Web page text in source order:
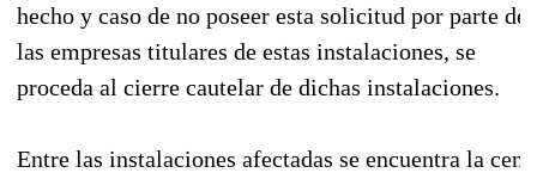
hecho y caso de no poseer esta solicitud por parte de
las empresas titulares de estas instalaciones, se
proceda al cierre cautelar de dichas instalaciones.
Entre las instalaciones afectadas se encuentra la